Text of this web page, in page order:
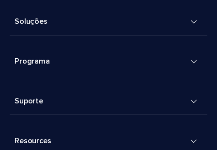
Soluções
Programa
Suporte
Resources